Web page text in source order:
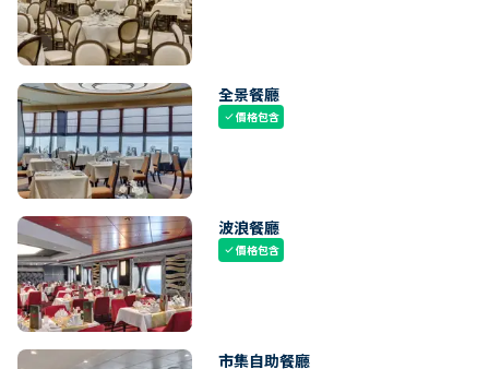
全景餐廳
check價格包含
波浪餐廳
check價格包含
市集自助餐廳